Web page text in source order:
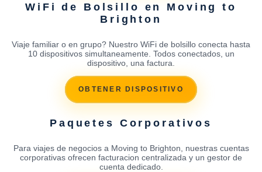
WiFi de Bolsillo en Moving to
Brighton
Viaje familiar o en grupo? Nuestro WiFi de bolsillo conecta hasta
10 dispositivos simultaneamente. Todos conectados, un
dispositivo, una factura.
OBTENER DISPOSITIVO
Paquetes Corporativos
Para viajes de negocios a Moving to Brighton, nuestras cuentas
corporativas ofrecen facturacion centralizada y un gestor de
cuenta dedicado.